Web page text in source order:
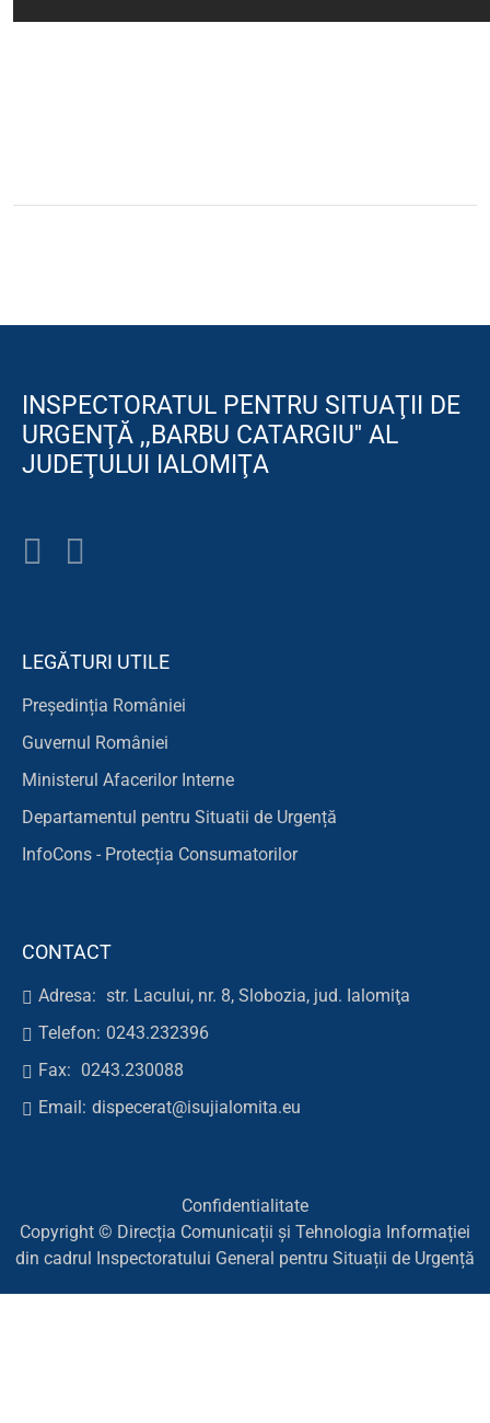
INSPECTORATUL PENTRU SITUAŢII DE
URGENŢĂ ,,BARBU CATARGIU'' AL
JUDEŢULUI IALOMIŢA
LEGĂTURI UTILE
Președinția României
Guvernul României
Ministerul Afacerilor Interne
Departamentul pentru Situatii de Urgență
InfoCons - Protecția Consumatorilor
CONTACT
Adresa: str. Lacului, nr. 8, Slobozia, jud. Ialomiţa
Telefon: 0243.232396
Fax: 0243.230088
Email: dispecerat@isujialomita.eu
Confidentialitate
Copyright © Direcția Comunicații și Tehnologia Informației
din cadrul Inspectoratului General pentru Situații de Urgență